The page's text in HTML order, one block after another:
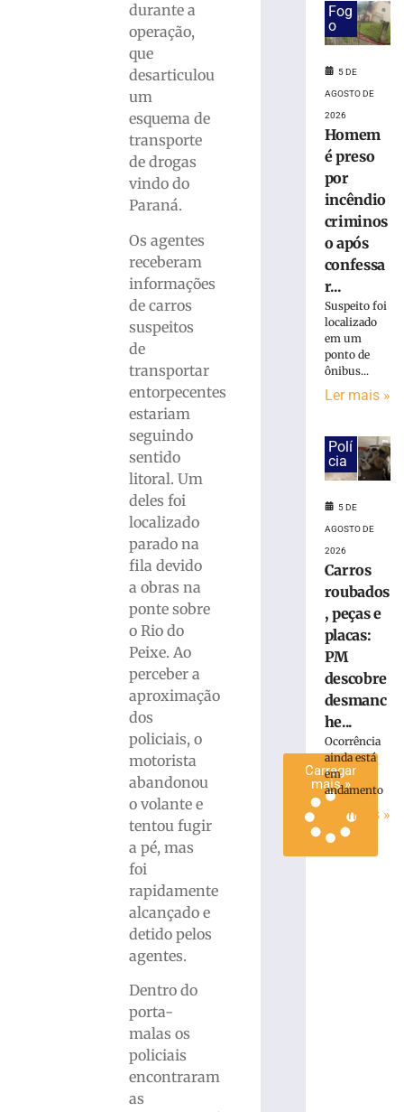
durante a
operação,
que
desarticulou
um
esquema de
transporte
de drogas
vindo do
Paraná.
Os agentes
receberam
informações
de carros
suspeitos
de
transportar
entorpecentes
estariam
seguindo
sentido
litoral. Um
deles foi
localizado
parado na
fila devido
a obras na
ponte sobre
o Rio do
Peixe. Ao
perceber a
aproximação
dos
policiais, o
motorista
abandonou
o volante e
tentou fugir
a pé, mas
foi
rapidamente
alcançado e
detido pelos
agentes.
Dentro do
porta-
malas os
policiais
encontraram
as
colidir
contra
poste
Bairro
Águas
Claras
Carros
roubados,
peças
placas:
descobre
desmanche
clandestino
margens
VÍDEO
Carregar
mais »
Fog
o
5 DE
AGOSTO DE
2026
Homem
é preso
por
incêndio
criminos
o após
confessa
r...
Suspeito foi
localizado
em um
ponto de
ônibus...
Ler mais »
Polí
cia
5 DE
AGOSTO DE
2026
Carros
roubados
, peças e
placas:
PM
descobre
desmanc
he...
Ocorrência
ainda está
em
andamento
Ler mais »